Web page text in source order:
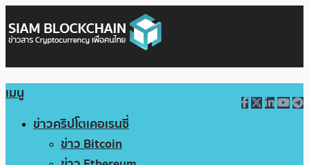
เมนู
ข่าวคริปโตเคอเรนซี่
ข่าว Bitcoin